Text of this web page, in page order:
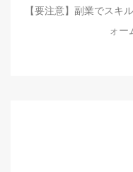
【要注意】副業でスキ
ォー